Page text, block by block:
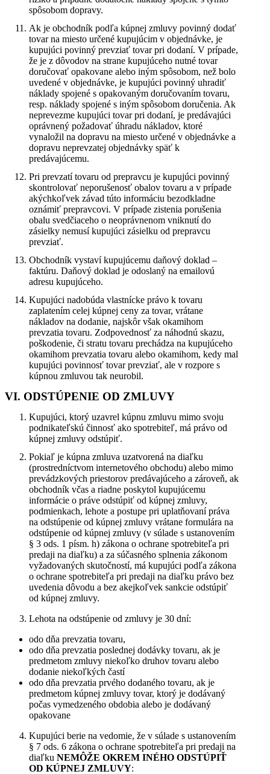
spôsobom dopravy.
Ak je obchodník podľa kúpnej zmluvy povinný dodať
tovar na miesto určené kupujúcim v objednávke, je
kupujúci povinný prevziať tovar pri dodaní. V prípade,
že je z dôvodov na strane kupujúceho nutné tovar
doručovať opakovane alebo iným spôsobom, než bolo
uvedené v objednávke, je kupujúci povinný uhradiť
náklady spojené s opakovaným doručovaním tovaru,
resp. náklady spojené s iným spôsobom doručenia. Ak
neprevezme kupujúci tovar pri dodaní, je predávajúci
oprávnený požadovať úhradu nákladov, ktoré
vynaložil na dopravu na miesto určené v objednávke a
dopravu neprevzatej objednávky späť k
predávajúcemu.
Pri prevzatí tovaru od prepravcu je kupujúci povinný
skontrolovať neporušenosť obalov tovaru a v prípade
akýchkoľvek závad túto informáciu bezodkladne
oznámiť prepravcovi. V prípade zistenia porušenia
obalu svedčiaceho o neoprávnenom vniknutí do
zásielky nemusí kupujúci zásielku od prepravcu
prevziať.
Obchodník vystaví kupujúcemu daňový doklad –
faktúru. Daňový doklad je odoslaný na emailovú
adresu kupujúceho.
Kupujúci nadobúda vlastnícke právo k tovaru
zaplatením celej kúpnej ceny za tovar, vrátane
nákladov na dodanie, najskôr však okamihom
prevzatia tovaru. Zodpovednosť za náhodnú skazu,
poškodenie, či stratu tovaru prechádza na kupujúceho
okamihom prevzatia tovaru alebo okamihom, kedy mal
kupujúci povinnosť tovar prevziať, ale v rozpore s
kúpnou zmluvou tak neurobil.
VI. ODSTÚPENIE OD ZMLUVY
Kupujúci, ktorý uzavrel kúpnu zmluvu mimo svoju
podnikateľskú činnosť ako spotrebiteľ, má právo od
kúpnej zmluvy odstúpiť.
Pokiaľ je kúpna zmluva uzatvorená na diaľku
(prostredníctvom internetového obchodu) alebo mimo
prevádzkových priestorov predávajúceho a zároveň, ak
obchodník včas a riadne poskytol kupujúcemu
informácie o práve odstúpiť od kúpnej zmluvy,
podmienkach, lehote a postupe pri uplatňovaní práva
na odstúpenie od kúpnej zmluvy vrátane formulára na
odstúpenie od kúpnej zmluvy (v súlade s ustanovením
§ 3 ods. 1 písm. h) zákona o ochrane spotrebiteľa pri
predaji na diaľku) a za súčasného splnenia zákonom
vyžadovaných skutočností, má kupujúci podľa zákona
o ochrane spotrebiteľa pri predaji na diaľku právo bez
uvedenia dôvodu a bez akejkoľvek sankcie odstúpiť
od kúpnej zmluvy.
Lehota na odstúpenie od zmluvy je 30 dní:
odo dňa prevzatia tovaru,
odo dňa prevzatia poslednej dodávky tovaru, ak je
predmetom zmluvy niekoľko druhov tovaru alebo
dodanie niekoľkých častí
odo dňa prevzatia prvého dodaného tovaru, ak je
predmetom kúpnej zmluvy tovar, ktorý je dodávaný
počas vymedzeného obdobia alebo je dodávaný
opakovane
Kupujúci berie na vedomie, že v súlade s ustanovením
§ 7 ods. 6 zákona o ochrane spotrebiteľa pri predaji na
diaľku NEMÔŽE OKREM INÉHO ODSTÚPIŤ
OD KÚPNEJ ZMLUVY: